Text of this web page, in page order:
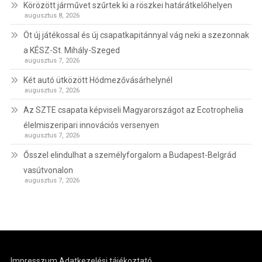
Körözött járművet szűrtek ki a röszkei határátkelőhelyen
augusztus 8, 2026
Öt új játékossal és új csapatkapitánnyal vág neki a szezonnak
a KÉSZ-St. Mihály-Szeged
augusztus 7, 2026
Két autó ütközött Hódmezővásárhelynél
augusztus 7, 2026
Az SZTE csapata képviseli Magyarországot az Ecotrophelia
élelmiszeripari innovációs versenyen
augusztus 7, 2026
Ősszel elindulhat a személyforgalom a Budapest-Belgrád
vasútvonalon
augusztus 7, 2026